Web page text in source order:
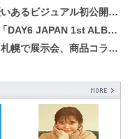
ウク、SHIN、KENらのコメントが到着！
」発売記念 ライブ@ニコ生」を配信決定!
会、商品コラボが実現！！